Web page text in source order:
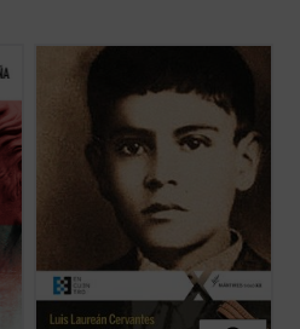
¿Qué pasó para que muchos católicos se
guerra de los cristeros? El autor de este
libro, natural del pueblo del joven mártir, no
sólo responde a estas preguntas con
documentos, sino que logra ... (ver ficha)